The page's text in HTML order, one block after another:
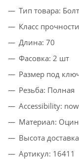
Тип товара: Болт
Класс
Длина: 70
Фасовка: 2 шт
Размер под
Резьба: Полная
Accessibility: now
Материал:
Высота
Артикул: 16411